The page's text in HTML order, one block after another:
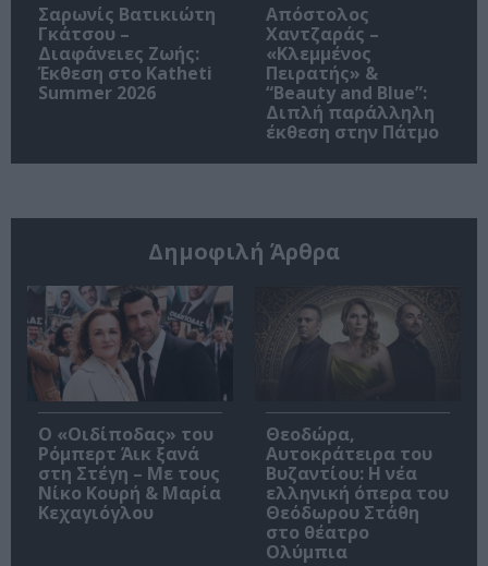
Σαρωνίς Βατικιώτη
Γκάτσου –
Διαφάνειες Ζωής:
Έκθεση στο Katheti
Summer 2026
Απόστολος
Χαντζαράς –
«Κλεμμένος
Πειρατής» &
“Beauty and Blue”:
Διπλή παράλληλη
έκθεση στην Πάτμο
Δημοφιλή Άρθρα
O «Οιδίποδας» του
Ρόμπερτ Άικ ξανά
στη Στέγη – Με τους
Νίκο Κουρή & Μαρία
Κεχαγιόγλου
Θεοδώρα,
Αυτοκράτειρα του
Βυζαντίου: Η νέα
ελληνική όπερα του
Θεόδωρου Στάθη
στο θέατρο
Ολύμπια